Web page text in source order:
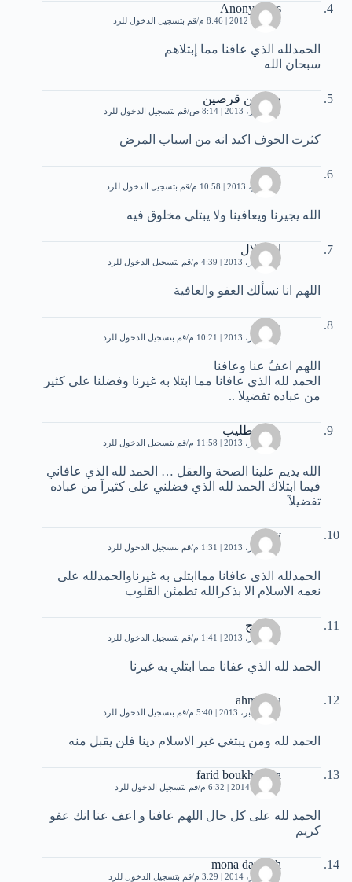
Anonymous
6 أكتوبر، 2012 | 8:46 م قم بتسجيل الدخول للرد
الحمدلله الذي عافنا مما إبتلاهم
سبحان الله
خالد بن قرصين
18 أكتوبر، 2013 | 8:14 ص قم بتسجيل الدخول للرد
كثرت الخوف اكيد انه من اسباب المرض
براءه
5 نوفمبر، 2013 | 10:58 م قم بتسجيل الدخول للرد
الله يجيرنا ويعافينا ولا يبتلي مخلوق فيه
ابو جلال
8 ديسمبر، 2013 | 4:39 م قم بتسجيل الدخول للرد
اللهم انا نسألك العفو والعافية
رؤى
8 ديسمبر، 2013 | 10:21 م قم بتسجيل الدخول للرد
اللهم اعفُ عنا وعافنا
الحمد لله الذي عافانا مما ابتلا به غيرنا وفضلنا على كثير
من عباده تفضيلا ..
روان طليب
8 ديسمبر، 2013 | 11:58 م قم بتسجيل الدخول للرد
الله يديم علينا الصحة والعقل … الحمد لله الذي عافاني
فيما ابتلاك الحمد لله الذي فضلني على كثيرآ من عباده
تفضيلآ
Jory
9 ديسمبر، 2013 | 1:31 م قم بتسجيل الدخول للرد
الحمدلله الذى عافانا مماابتلى به غيرناوالحمدلله على
نعمه الاسلام الا بذكرالله تطمئن القلوب
محموج
9 ديسمبر، 2013 | 1:41 م قم بتسجيل الدخول للرد
الحمد لله الذي عفانا مما ابتلي به غيرنا
ahmedou
11 ديسمبر، 2013 | 5:40 م قم بتسجيل الدخول للرد
الحمد لله ومن يبتغي غير الاسلام دينا فلن يقبل منه
farid boukherissa
19 يناير، 2014 | 6:32 م قم بتسجيل الدخول للرد
الحمد لله على كل حال اللهم عافنا و اعف عنا انك عفو
كريم
mona darwish
19 فبراير، 2014 | 3:29 م قم بتسجيل الدخول للرد